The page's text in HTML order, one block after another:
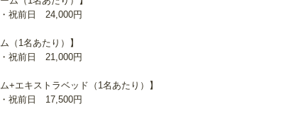
祝前日 24,000円
（1名あたり）】
祝前日 21,000円
+エキストラベッド（1名あたり）】
祝前日 17,500円